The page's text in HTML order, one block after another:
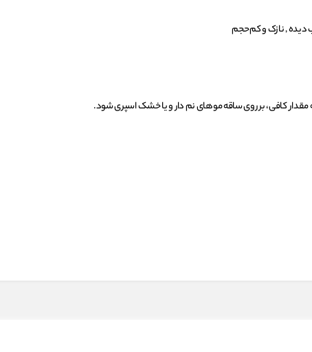
دیده , نازک و کم‌حجم
مقدار کافی، بر روی ساقه موهای نم دار و یا خشک اسپری شود.